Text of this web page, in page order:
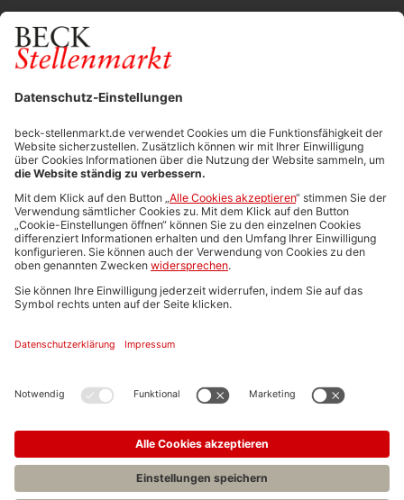
Durchsuchen Sie den Stellenkatalog
FÜR ARBEITGEBER
Stellenmarktpreise
Anzeigen-AGB
Media-Daten
Newsletteranmeldung
Produktübersicht
ALLGEMEIN
FAQs
Impressum
Stellenangebote C.H.BECK